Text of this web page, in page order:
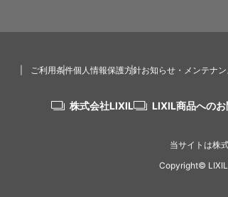
ご利用条件個人情報保護方針お知らせ・メンテナ
株式会社LIXIL LIXIL商品への
当サイトは株
Copyright©